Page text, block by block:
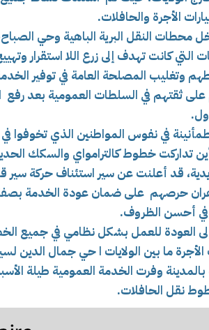
الأجرة والحافلات.
محطات النقل البرية الباهية وحي
التي كانت تهدف إلى زرع اللا استقرار
وتغليب المصلحة العامة في توفير
ثقتهم في السلطات العمومية بعد رفع
في نفوس المواطنين الذي تخوفوا
تداركت خطوط كالترامواي والسكك
قد أعلنت عن سير استئناف حركة سير
وهران حرصهم على ضمان عودة الخدمة
أحسن الظروف.
العودة للعمل بشكل نظامي في جميع
ما بين الولايات ا حي جمال الدين
بالمدينة وفرت الخدمة العمومية طيلة
نقل الحافلات.